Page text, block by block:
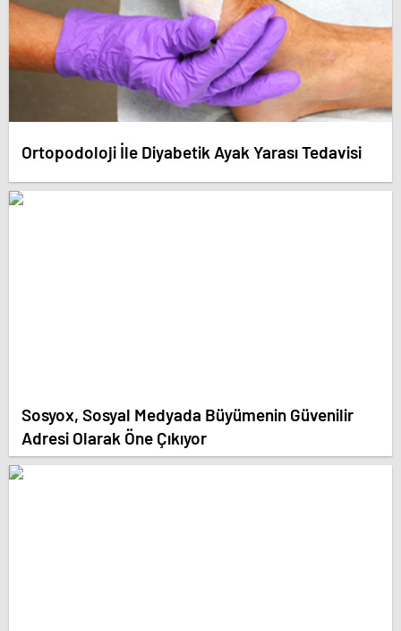
Ortopodoloji İle Diyabetik Ayak Yarası Tedavisi
Sosyox, Sosyal Medyada Büyümenin Güvenilir
Adresi Olarak Öne Çıkıyor